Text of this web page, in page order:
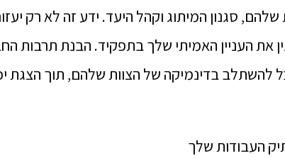
שלהם, סגנון המיתוג וקהל היעד. ידע זה לא רק
את העניין האמיתי שלך בתפקיד. הבנת תרבות
להשתלב בדינמיקה של הצוות שלהם, תוך הצגת
העבודות שלך